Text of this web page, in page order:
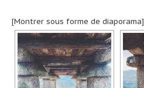
[Montrer sous forme de diaporama]